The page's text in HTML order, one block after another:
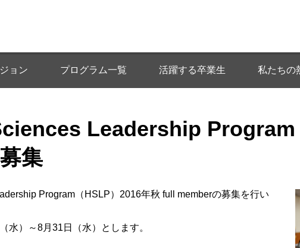
ョン プログラム一覧 活躍する卒業生 私たちの
Leadership Program
集
Program（HSLP）2016年秋 full memberの募集を行い
水）～8月31日（水）とします。